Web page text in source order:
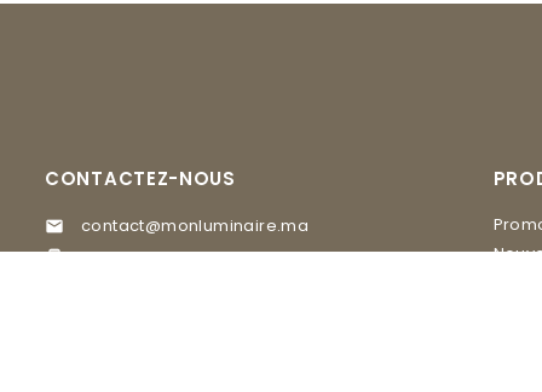
CONTACTEZ-NOUS
 contact@monluminaire.ma

05 37 67 02 62